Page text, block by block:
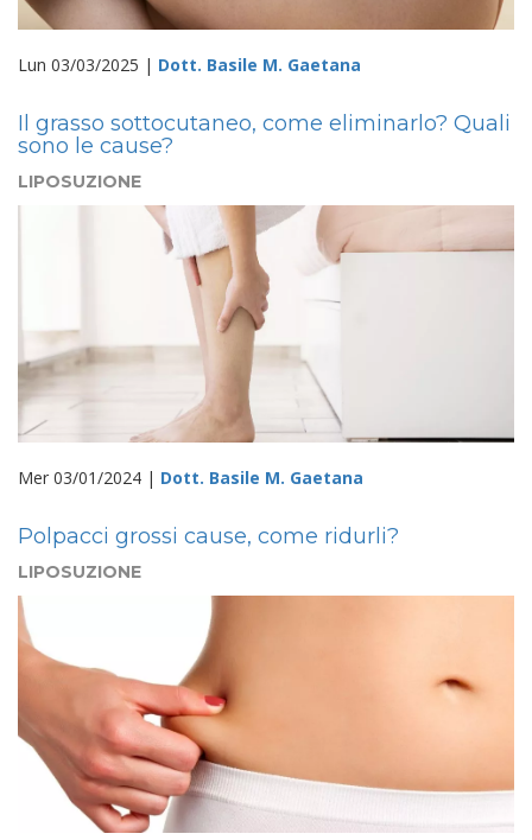
Lun 03/03/2025 | Dott. Basile M. Gaetana
Il grasso sottocutaneo, come eliminarlo? Quali
sono le cause?
LIPOSUZIONE
Mer 03/01/2024 | Dott. Basile M. Gaetana
Polpacci grossi cause, come ridurli?
LIPOSUZIONE